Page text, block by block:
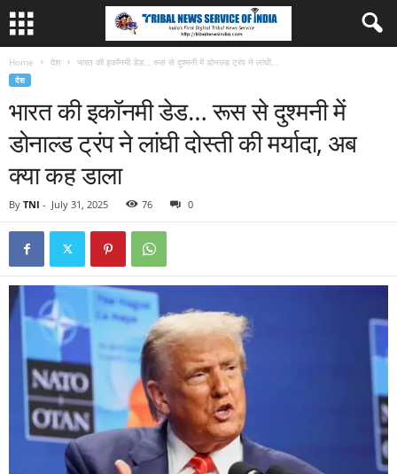
Home देश भारत की इकॉनमी डेड… रूस से दुश्मनी में डोनाल्ड ट्रंप ने लांघी...
देश
भारत की इकॉनमी डेड… रूस से दुश्मनी में
डोनाल्ड ट्रंप ने लांघी दोस्ती की मर्यादा, अब
क्या कह डाला
By TNI - July 31, 2025 76 0